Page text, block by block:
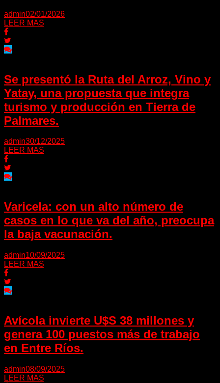
admin02/01/2026
LEER MAS
Se presentó la Ruta del Arroz, Vino y
Yatay, una propuesta que integra
turismo y producción en Tierra de
Palmares.
admin30/12/2025
LEER MAS
Varicela: con un alto número de
casos en lo que va del año, preocupa
la baja vacunación.
admin10/09/2025
LEER MAS
Avícola invierte U$S 38 millones y
genera 100 puestos más de trabajo
en Entre Ríos.
admin08/09/2025
LEER MAS